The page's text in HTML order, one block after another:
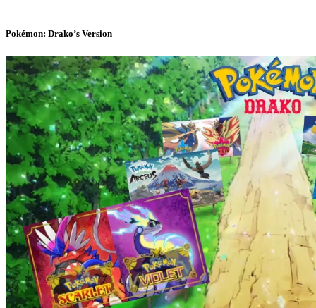
Pokémon: Drako’s Version